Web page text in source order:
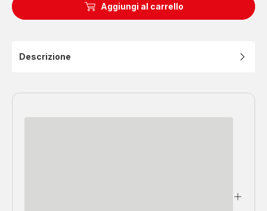
Aggiungi al carrello
Descrizione